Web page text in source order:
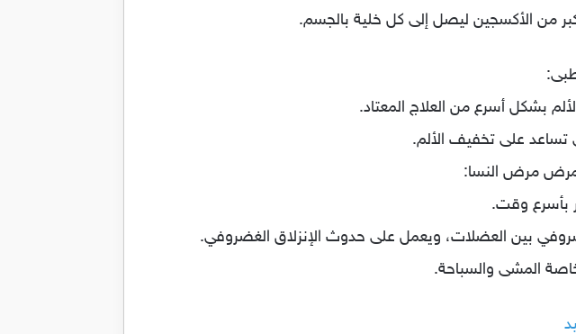
بشكل أسرع من العلاج المعتاد.
تساعد على تخفيف الألم.
بمرض مرض النسا:
بأسرع وقت.
بين العضلات، ويعمل على حدوث الإنزلاق الغضروفي.
المشى والسباحة.